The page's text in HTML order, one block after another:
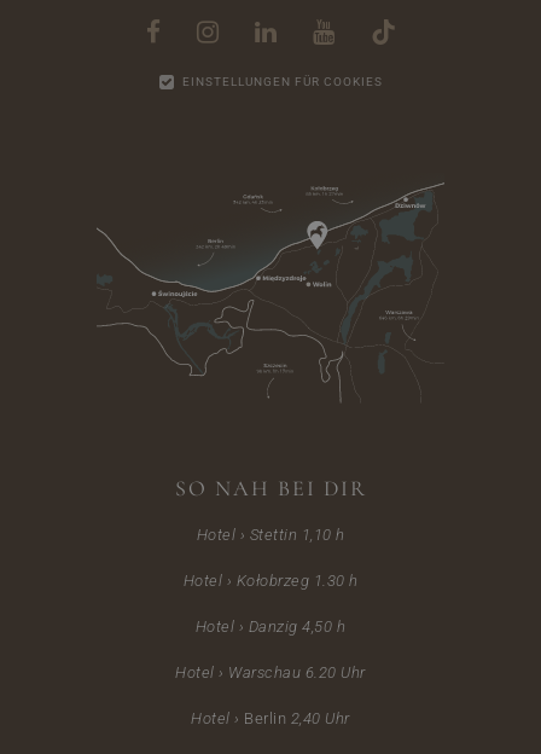
EINSTELLUNGEN FÜR COOKIES
SO NAH BEI DIR
Hotel › Stettin 1,10 h
Hotel › Kołobrzeg 1.30 h
Hotel › Danzig 4,50 h
Hotel › Warschau 6.20 Uhr
Hotel › Berlin 2,40 Uhr